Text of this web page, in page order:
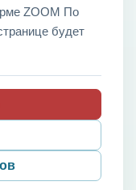
ZOOM По
будет